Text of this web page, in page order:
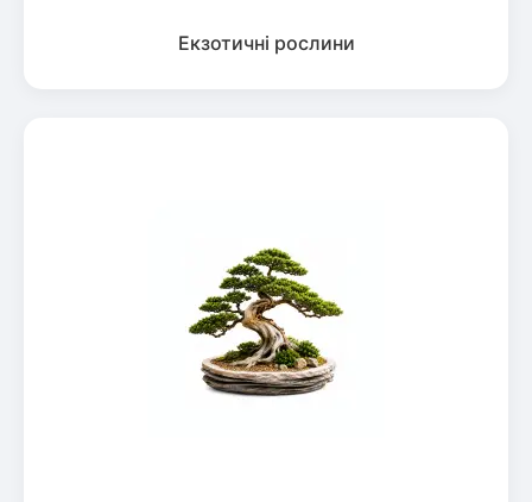
Екзотичні рослини